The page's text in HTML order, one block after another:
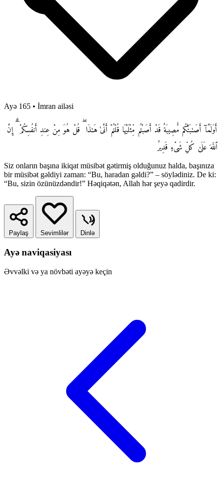
Ayə 165 • İmran ailəsi
أَوَلَمَّآ أَصَـٰبَتْكُم مُّصِيبَةٌ قَدْ أَصَبْتُم مِّثْلَيْهَا قُلْتُمْ أَنَّىٰ هَـٰذَا ۖ قُلْ هُوَ مِنْ عِندِ أَنفُسِكُمْ ۗ إِنَّ
ٱللَّهَ عَلَىٰ كُلِّ شَىْءٍ قَدِيرٌ
Siz onların başına ikiqat müsibət gətirmiş olduğunuz halda, başınıza
bir müsibət gəldiyi zaman: “Bu, haradan gəldi?” – söylədiniz. De ki:
“Bu, sizin özünüzdəndir!” Həqiqətən, Allah hər şeyə qadirdir.
Paylaş Sevimlilər Dinlə
Ayə naviqasiyası
Əvvəlki və ya növbəti ayəyə keçin